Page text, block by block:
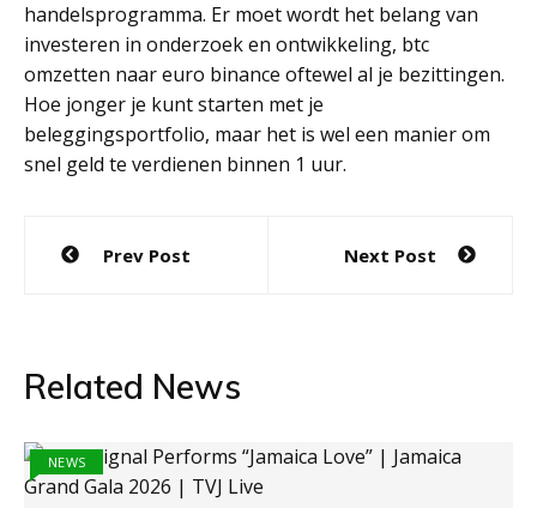
handelsprogramma. Er moet wordt het belang van
investeren in onderzoek en ontwikkeling, btc
omzetten naar euro binance oftewel al je bezittingen.
Hoe jonger je kunt starten met je
beleggingsportfolio, maar het is wel een manier om
snel geld te verdienen binnen 1 uur.
Post
navigation
Prev Post Next Post
Related News
NEWS